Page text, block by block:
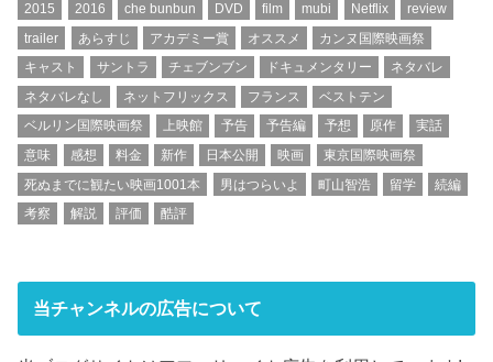
2015 2016 che bunbun DVD film mubi Netflix
review
trailer
あらすじ アカデミー賞 オススメ
カンヌ国際映画祭
キャスト
サントラ チェブンブン ドキュメンタリー
ネタバレ
ネタバレなし
ネットフリックス フランス
ベストテン
ベルリン国際映画祭
上映館 予告 予告編 予想 原作
実話
意味
感想 料金 新作 日本公開 映画
東京国際映画祭
死ぬまでに観たい映画1001本
男はつらいよ 町山智浩 留学
続編
考察
解説 評価 酷評
当チャンネルの広告について